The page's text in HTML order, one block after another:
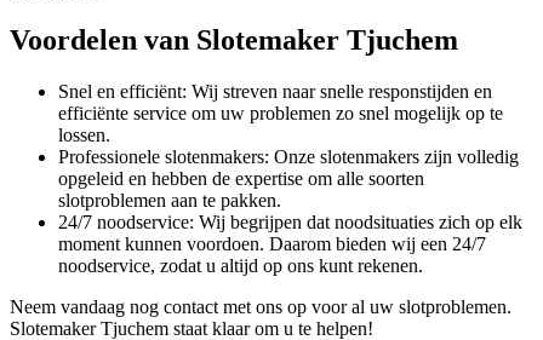
Voordelen van Slotemaker Tjuchem
Snel en efficiënt: Wij streven naar snelle responstijden en
efficiënte service om uw problemen zo snel mogelijk op te
lossen.
Professionele slotenmakers: Onze slotenmakers zijn volledig
opgeleid en hebben de expertise om alle soorten
slotproblemen aan te pakken.
24/7 noodservice: Wij begrijpen dat noodsituaties zich op elk
moment kunnen voordoen. Daarom bieden wij een 24/7
noodservice, zodat u altijd op ons kunt rekenen.
Neem vandaag nog contact met ons op voor al uw slotproblemen.
Slotemaker Tjuchem staat klaar om u te helpen!